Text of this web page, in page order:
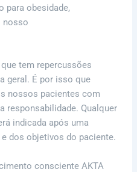
para obesidade,
nosso
tem repercussões
geral. É por isso que
nossos pacientes com
responsabilidade. Qualquer
indicada após uma
dos objetivos do paciente.
consciente AKTA